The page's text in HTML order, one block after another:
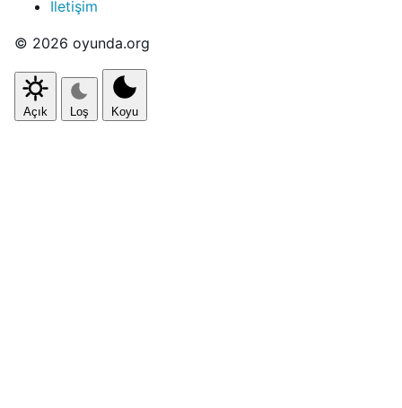
İletişim
© 2026 oyunda.org
Açık Loş Koyu